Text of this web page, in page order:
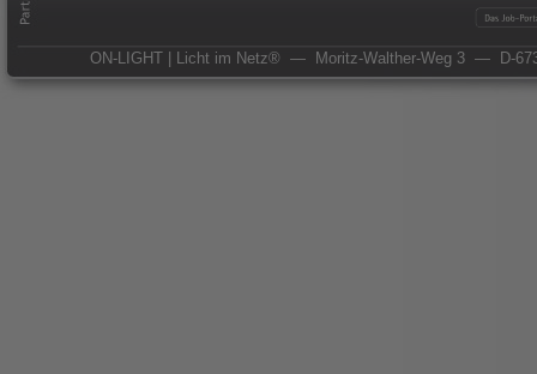
ON-LIGHT | Licht im Netz® — Moritz-Walther-Weg 3 — D-